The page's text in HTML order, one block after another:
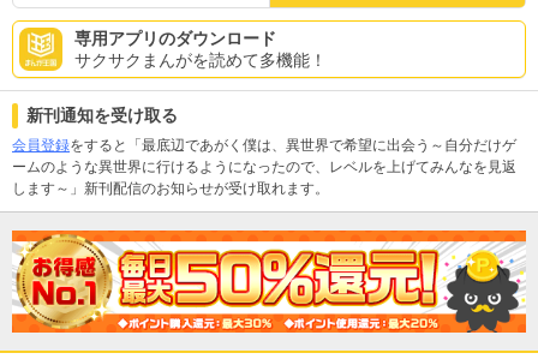
専用アプリのダウンロード
サクサクまんがを読めて多機能！
新刊通知を受け取る
会員登録をすると「最底辺であがく僕は、異世界で希望に出会う～自分だけゲ
ームのような異世界に行けるようになったので、レベルを上げてみんなを見返
します～」新刊配信のお知らせが受け取れます。